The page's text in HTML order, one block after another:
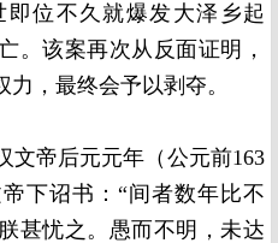
位不久就爆发大泽乡起
。该案再次从反面证明，
力，最终会予以剥夺。
文帝后元元年（公元前163
下诏书：“间者数年比不
甚忧之。愚而不明，未达